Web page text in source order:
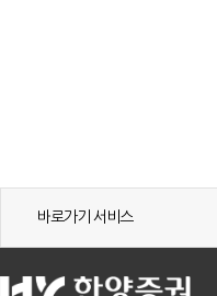
바로가기 서비스